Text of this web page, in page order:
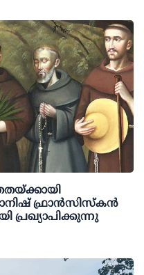
ഫ്രാന്‍സിസ്‌കന്‍
പ്രഖ്യാപിക്കുന്നു